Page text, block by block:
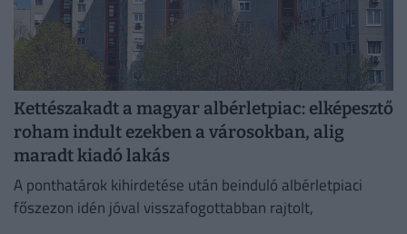
Kettészakadt a magyar albérletpiac: elképesztő
roham indult ezekben a városokban, alig
maradt kiadó lakás
A ponthatárok kihirdetése után beinduló albérletpiaci
főszezon idén jóval visszafogottabban rajtolt,